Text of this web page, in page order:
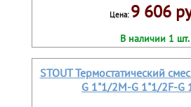
Цена: 9 606
В наличии 1 шт.
STOUT Термостатический
G 1"1/2M-G 1"1/2F-G